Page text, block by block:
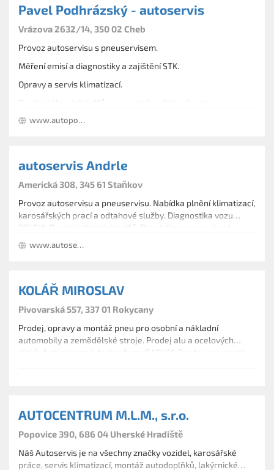
Pavel Podhrázský - autoservis
Vrázova 2632/14, 350 02 Cheb
Provoz autoservisu s pneuservisem.
Měření emisí a diagnostiky a zajištění STK.
Opravy a servis klimatizací.
Prodej náhradních dílů pro osobní a užitková auta.
Odtahová služba.
www.autopodhrazsky.cz
autoservis Andrle
Americká 308, 345 61 Staňkov
Provoz autoservisu a pneuservisu. Nabídka plnění klimatizací,
karosářských prací a odtahové služby. Diagnostika vozu
DELPHI. Prodej náhradních dílů. Provádíme opravy brzd,
karosérií a klimatizací, výměnu olejů, kapalin, tlumičů čepů,
spojkových sad, výfuků či katalyzátorů a další mechanické
www.autoservis-autodily-andrle.cz
KOLÁŘ MIROSLAV
Pivovarská 557, 337 01 Rokycany
Prodej, opravy a montáž pneu pro osobní a nákladní
automobily a zemědělské stroje. Prodej alu a ocelových
disků. Autorizovaný dealer firmy BARUM. Prodej pneumatik
AUTOCENTRUM M.L.M., s.r.o.
Popovice 390, 686 04 Uherské Hradiště
Náš Autoservis je na všechny značky vozidel, karosářské
práce, servis klimatizací, montáž autodoplňků, lakýrnické